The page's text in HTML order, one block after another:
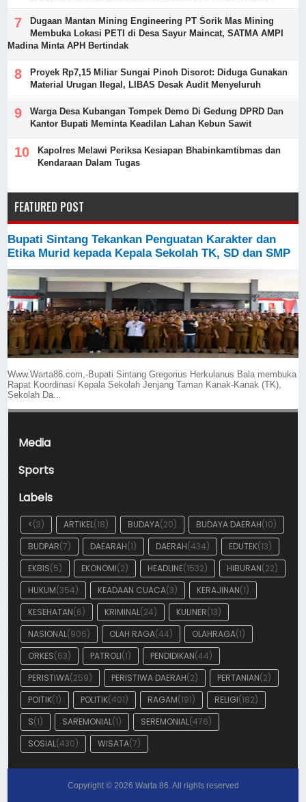
Dugaan Mantan Mining Engineering PT Sorik Mas Mining
Membuka Lokasi PETI di Desa Sayur Maincat, SATMA AMPI
Madina Minta APH Bertindak
Proyek Rp7,15 Miliar Sungai Pinoh Disorot: Diduga Gunakan
Material Urugan Ilegal, LIBAS Desak Audit Menyeluruh
Warga Desa Kubangan Tompek Demo Di Gedung DPRD Dan
Kantor Bupati Meminta Keadilan Lahan Kebun Sawit
Kapolres Melawi Periksa Kesiapan Bhabinkamtibmas dan
Kendaraan Dalam Tugas
FEATURED POST
Bupati Sintang Tekankan Penguatan Karakter dan
Etika Murid kepada Kepala Sekolah TK, SD dan SMP
Www.Warta86.com,-Bupati Sintang Gregorius Herkulanus Bala membuka
Rapat Koordinasi Kepala Sekolah Jenjang Taman Kanak-Kanak (TK),
Sekolah Da...
Media
Sports
Labels
<(3) ARTIKEL(18) BUDAYA(20) BUDAYA DAERAH(10)
BUDPAR(7) DAEARAH(1) DAERAH(434) EDUTEK(13)
EKBIS(5) EKONOMI(2) HEADLINE(1532) HIBURAN(22)
HUKUM(354) KEADAAN CUACA(3) KERAJINAN(1)
KESEHATAN(6) KRIMINAL(24) KULINER(13)
NASIONAL(906) OLAH RAGA(44) OLAHRAGA(1)
ORKES(63) PATROLI(1) PENDIDIKAN(44)
PERISTIWA(259) PERISTIWA DAERAH(2) PERTANIAN(2)
POITIK(1) POLITIK(401) RAGAM(191) RELIGI(182)
S(1) SAREMONIAL(1) SEREMONIAL(476)
SOSIAL(430) WISATA(7)
Copyright © 2026 Warta 86 . All rights reserved